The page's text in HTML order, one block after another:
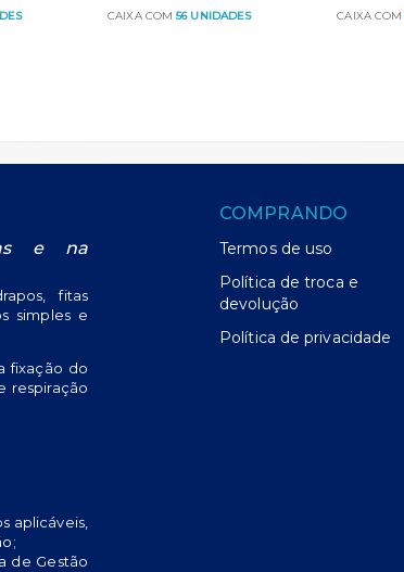
CAIXA COM 56 UNIDADES CAIXA COM
e na
fitas
simples e
fixação do
respiração
aplicáveis,
de Gestão
COMPRANDO
Termos de uso
Política de troca e
devolução
Política de privacidade